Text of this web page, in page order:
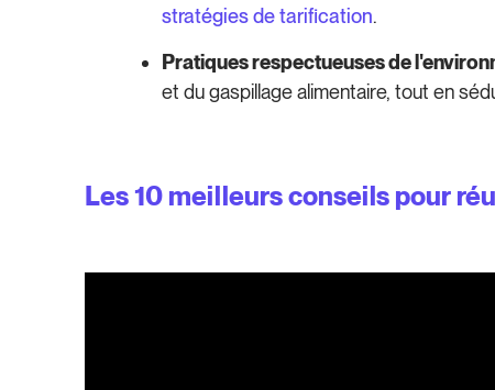
stratégies de tarification.
Pratiques respectueuses de
et du gaspillage alimentaire, tout en
Les 10 meilleurs conseils pour